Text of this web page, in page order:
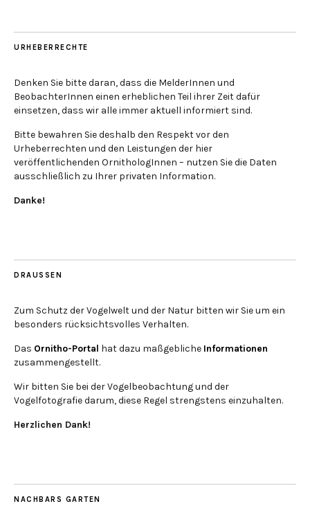
URHEBERRECHTE
Denken Sie bitte daran, dass die MelderInnen und
BeobachterInnen einen erheblichen Teil ihrer Zeit dafür
einsetzen, dass wir alle immer aktuell informiert sind.
Bitte bewahren Sie deshalb den Respekt vor den
Urheberrechten und den Leistungen der hier
veröffentlichenden OrnithologInnen – nutzen Sie die Daten
ausschließlich zu Ihrer privaten Information.
Danke!
DRAUSSEN
Zum Schutz der Vogelwelt und der Natur bitten wir Sie um ein
besonders rücksichtsvolles Verhalten.
Das Ornitho-Portal hat dazu maßgebliche Informationen
zusammengestellt.
Wir bitten Sie bei der Vogelbeobachtung und der
Vogelfotografie darum, diese Regel strengstens einzuhalten.
Herzlichen Dank!
NACHBARS GARTEN